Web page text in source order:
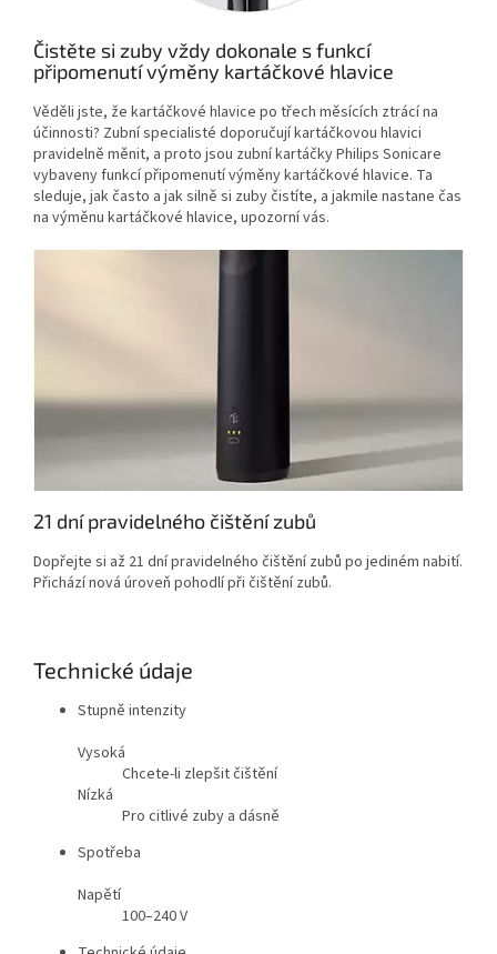
Čistěte si zuby vždy dokonale s funkcí
připomenutí výměny kartáčkové hlavice
Věděli jste, že kartáčkové hlavice po třech měsících ztrácí na
účinnosti? Zubní specialisté doporučují kartáčkovou hlavici
pravidelně měnit, a proto jsou zubní kartáčky Philips Sonicare
vybaveny funkcí připomenutí výměny kartáčkové hlavice. Ta
sleduje, jak často a jak silně si zuby čistíte, a jakmile nastane čas
na výměnu kartáčkové hlavice, upozorní vás.
21 dní pravidelného čištění zubů
Dopřejte si až 21 dní pravidelného čištění zubů po jediném nabití.
Přichází nová úroveň pohodlí při čištění zubů.
Technické údaje
Stupně intenzity
Vysoká
Chcete-li zlepšit čištění
Nízká
Pro citlivé zuby a dásně
Spotřeba
Napětí
100–240 V